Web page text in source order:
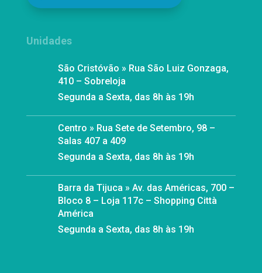
Unidades
São Cristóvão » Rua São Luiz Gonzaga,
410 – Sobreloja
Segunda a Sexta, das 8h às 19h
Centro » Rua Sete de Setembro, 98 –
Salas 407 a 409
Segunda a Sexta, das 8h às 19h
Barra da Tijuca » Av. das Américas, 700 –
Bloco 8 – Loja 117c – Shopping Città
América
Segunda a Sexta, das 8h às 19h